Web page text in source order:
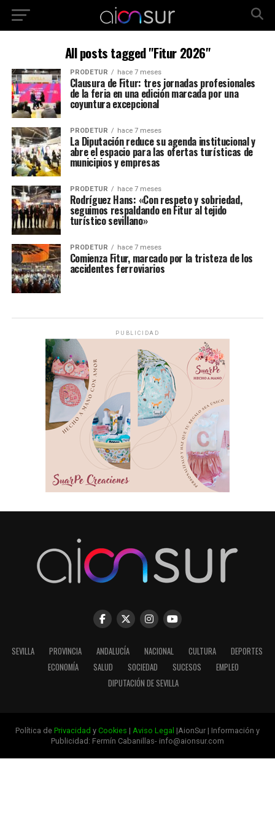
All posts tagged "Fitur 2026"
PRODETUR hace 7 meses
Clausura de Fitur: tres jornadas profesionales
de la feria en una edición marcada por una
coyuntura excepcional
PRODETUR hace 7 meses
La Diputación reduce su agenda institucional y
abre el espacio para las ofertas turísticas de
municipios y empresas
PRODETUR hace 7 meses
Rodríguez Hans: «Con respeto y sobriedad,
seguimos respaldando en Fitur al tejido
turístico sevillano»
PRODETUR hace 7 meses
Comienza Fitur, marcado por la tristeza de los
accidentes ferroviarios
PUBLICIDAD
SEVILLA PROVINCIA ANDALUCÍA NACIONAL CULTURA
DEPORTES
ECONOMÍA
SALUD SOCIEDAD SUCESOS
EMPLEO
DIPUTACIÓN DE SEVILLA
Política de Privacidad y Cookies | Aviso Legal |AionSur | Información y
Publicidad: Fermín Cabanillas- info@aionsur.com